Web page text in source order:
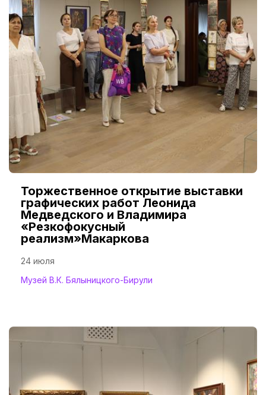
Торжественное открытие выставки
графических работ Леонида
Медведского и Владимира
«Резкофокусный
реализм»Макаркова
24 июля
Музей В.К. Бялыницкого-Бирули